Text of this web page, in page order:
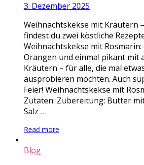
3. Dezember 2025
Weihnachtskekse mit Kräutern
findest du zwei köstliche
Weihnachtskekse mit
Orangen und einmal pikant mit
Kräutern – für alle, die mal
ausprobieren möchten. Auch
Feier! Weihnachtskekse mit
Zutaten: Zubereitung: Butter
Salz …
Read more
Blog